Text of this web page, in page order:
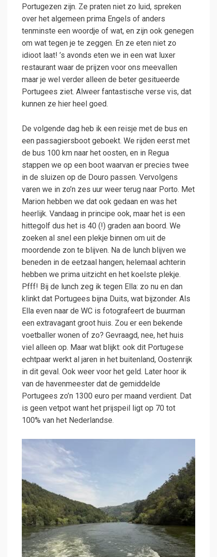
Portugezen zijn. Ze praten niet zo luid, spreken
over het algemeen prima Engels of anders
tenminste een woordje of wat, en zijn ook genegen
om wat tegen je te zeggen. En ze eten niet zo
idioot laat! ’s avonds eten we in een wat luxer
restaurant waar de prijzen voor ons meevallen
maar je wel verder alleen de beter gesitueerde
Portugees ziet. Alweer fantastische verse vis, dat
kunnen ze hier heel goed.
De volgende dag heb ik een reisje met de bus en
een passagiersboot geboekt. We rijden eerst met
de bus 100 km naar het oosten, en in Regua
stappen we op een boot waarvan er precies twee
in de sluizen op de Douro passen. Vervolgens
varen we in zo’n zes uur weer terug naar Porto. Met
Marion hebben we dat ook gedaan en was het
heerlijk. Vandaag in principe ook, maar het is een
hittegolf dus het is 40 (!) graden aan boord. We
zoeken al snel een plekje binnen om uit de
moordende zon te blijven. Na de lunch blijven we
beneden in de eetzaal hangen; helemaal achterin
hebben we prima uitzicht en het koelste plekje.
Pfff! Bij de lunch zeg ik tegen Ella: zo nu en dan
klinkt dat Portugees bijna Duits, wat bijzonder. Als
Ella even naar de WC is fotografeert de buurman
een extravagant groot huis. Zou er een bekende
voetballer wonen of zo? Gevraagd, nee, het huis
viel alleen op. Maar wat blijkt: ook dit Portugese
echtpaar werkt al jaren in het buitenland, Oostenrijk
in dit geval. Ook weer voor het geld. Later hoor ik
van de havenmeester dat de gemiddelde
Portugees zo’n 1300 euro per maand verdient. Dat
is geen vetpot want het prijspeil ligt op 70 tot
100% van het Nederlandse.